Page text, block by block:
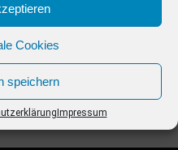
Cookies
speichern
Impressum